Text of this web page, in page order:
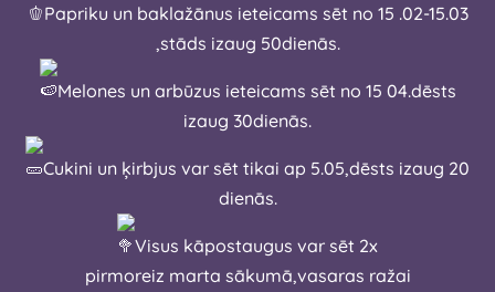
Papriku un baklažānus ieteicams sēt no 15 .02-15.03
,stāds izaug 50dienās.
Melones un arbūzus ieteicams sēt no 15 04.dēsts
izaug 30dienās.
Cukini un ķirbjus var sēt tikai ap 5.05,dēsts izaug 20
dienās.
Visus kāpostaugus var sēt 2x
pirmoreiz marta sākumā,vasaras ražai